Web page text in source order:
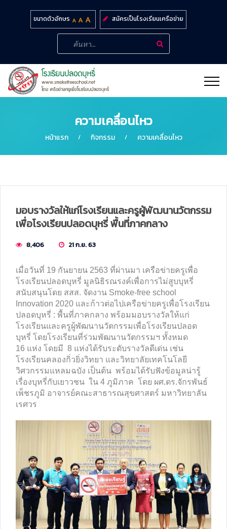
ขนาดตัวอักษร สมัครเป็นโรงเรียนเครือข่าย
ความเคลื่อนไหว
หน้าแรก กิจกรรม ความเคลื่อนไหว
มอบรางวัลให้แก่โรงเรียนและครูผู้พัฒนานวัตกรรม
เพื่อโรงเรียนปลอดบุหรี่ พื้นที่ภาคกลาง
8,406 21 ก.ย. 63
เมื่อวันที่ 19 กันยายน 2563 ที่ผ่านมา เครือข่ายครูเพื่อ
โรงเรียนปลอดบุหรี่ มูลนิธิรณรงค์เพื่อการไม่สูบบุหรี่
สนับสนุนโดย สสส. จัดงาน Smoke-free school
Innovation 2020 และก้าวต่อไปเครือข่ายครูเพื่อโรงเรียน
ปลอดบุหรี่ : พื้นที่ภาคกลาง พร้อมมอบรางวัลให้แก่
โรงเรียนและครูผู้พัฒนานวัตกรรมเพื่อโรงเรียนปลอด
บุหรี่ โดยโรงเรียนที่ร่วมพัฒนานวัตกรรมฯ ทั้งหมด
16 แห่ง โดยมี 8 แห่งได้รับระดับรางวัลดีเด่น เช่น
โรงเรียนคลองกิ่วยิ่งวิทยา และวิทยาลัยเทคโนโลยี
วิศวกรรมแหลมฉบัง เป็นต้น พร้อมได้รับฟังข้อมูลน่ารู้
เรื่องบุหรี่กับเยาวชน ใน 4 ภูมิภาค โดย ผศ.ดร.จักรพันธ์
เพ็ชรภูมิ อาจารย์คณะสาธารณสุขศาสตร์ มหาวิทยาลัน
เรศวร